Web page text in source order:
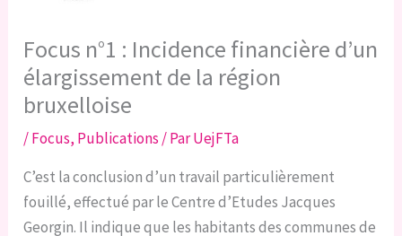
Focus n°1 : Incidence financière d’un
élargissement de la région
bruxelloise
/Focus, Publications / ParUejFTa
C’est la conclusion d’un travail particulièrement
fouillé, effectué par le Centre d’Etudes Jacques
Georgin. Il indique que les habitants des communes de